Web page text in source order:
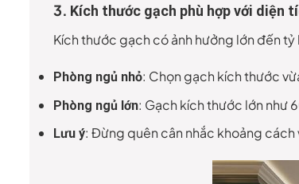
3. Kích thước gạch phù hợp với diện
Kích thước gạch có ảnh hưởng lớn đến
Phòng ngủ nhỏ: Chọn gạch kích thước
Phòng ngủ lớn: Gạch kích thước lớn như
Lưu ý: Đừng quên cân nhắc khoảng